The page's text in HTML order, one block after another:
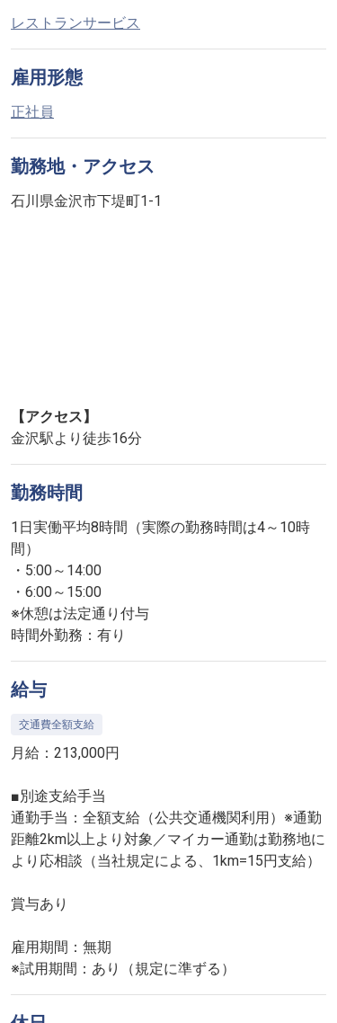
レストランサービス
雇用形態
正社員
勤務地・アクセス
石川県金沢市下堤町1-1
【アクセス】
金沢駅より徒歩16分
勤務時間
1日実働平均8時間（実際の勤務時間は4～10時
間）
・5:00～14:00
・6:00～15:00
※休憩は法定通り付与
時間外勤務：有り
給与
交通費全額支給
月給：213,000円
■別途支給手当
通勤手当：全額支給（公共交通機関利用）※通勤
距離2km以上より対象／マイカー通勤は勤務地に
より応相談（当社規定による、1km=15円支給）
賞与あり
雇用期間：無期
※試用期間：あり（規定に準ずる）